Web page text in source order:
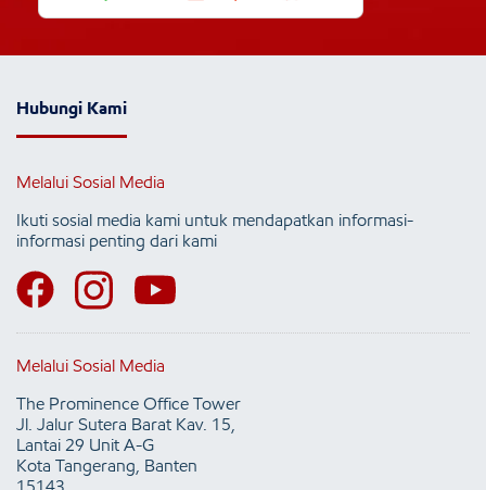
Hubungi Kami
Melalui Sosial Media
Ikuti sosial media kami untuk mendapatkan informasi-
informasi penting dari kami
Melalui Sosial Media
The Prominence Office Tower
Jl. Jalur Sutera Barat Kav. 15,
Lantai 29 Unit A-G
Kota Tangerang, Banten
15143